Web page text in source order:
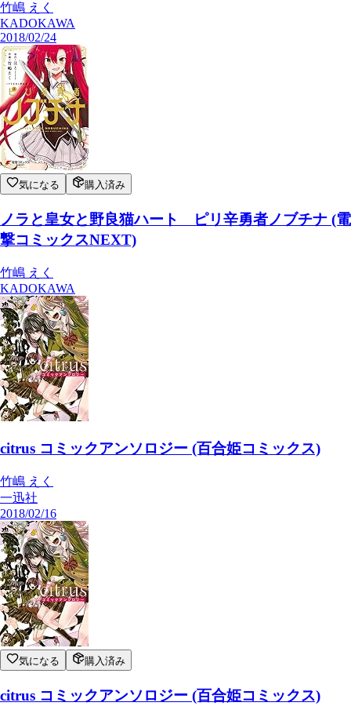
竹嶋 えく
KADOKAWA
2018/02/24
気になる 購入済み
ノラと皇女と野良猫ハート ピリ辛勇者ノブチナ (電
撃コミックスNEXT)
竹嶋 えく
KADOKAWA
citrus コミックアンソロジー (百合姫コミックス)
竹嶋 えく
一迅社
2018/02/16
気になる 購入済み
citrus コミックアンソロジー (百合姫コミックス)